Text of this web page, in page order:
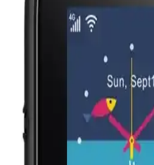
İki popüler çocuk saati modeli olan
MT46X'in özelliklerini
TCL MT42X ve MT46X Akıllı
Karşılaştırması ve Özellikleri
TCL MT42X ve MT46X modellerinin
kullanıcı yorumlarıyla detaylı
seçim yapmasını sağlar.
Onkatech Q500S/2024 ve
Çocuk Saatleri Karşılaştırması